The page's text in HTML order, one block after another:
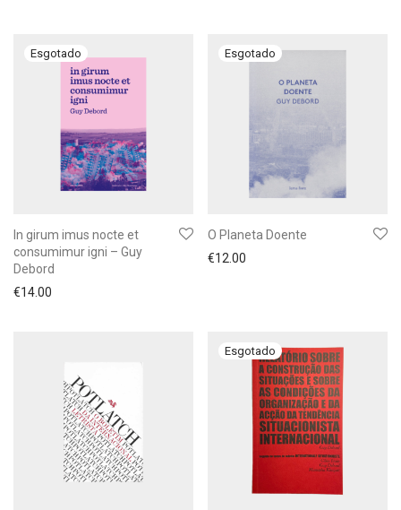
In girum imus nocte et
consumimur igni – Guy
Debord
€14.00
O Planeta Doente
€12.00